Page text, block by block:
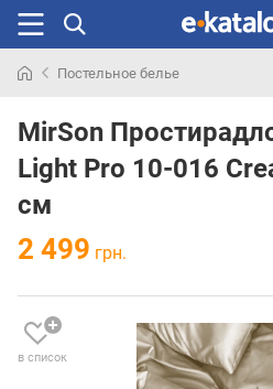
раньше
Постельное белье
MirSon
Light Pro 10-016
см
2 499 грн.
в список